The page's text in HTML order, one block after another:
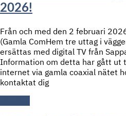
2026!
Från och med den 2 februari
(Gamla ComHem tre uttag i
ersättas med digital TV från
Information om detta har gått ut
internet via gamla coaxial nätet
kontaktat dig